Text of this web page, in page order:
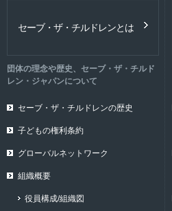
セーブ・ザ・チルドレンとは
団体の理念や歴史、セーブ・ザ・チルド
レン・ジャパンについて
セーブ・ザ・チルドレンの歴史
子どもの権利条約
グローバルネットワーク
組織概要
役員構成/組織図